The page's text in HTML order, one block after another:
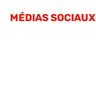
MÉDIAS SOCIAUX